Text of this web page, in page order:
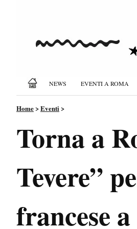
NEWS EVENTI A ROMA
Home>Eventi>
Torna a
Tevere”
francese